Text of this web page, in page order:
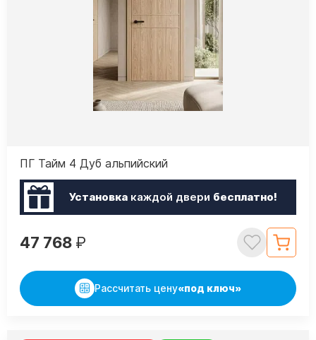
ПГ Тайм 4 Дуб альпийский
Установкакаждой двери бесплатно!
47 768 ₽
Рассчитать цену«под ключ»